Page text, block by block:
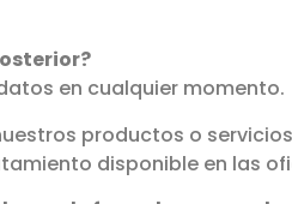
en cualquier momento.
productos o
disponible en las